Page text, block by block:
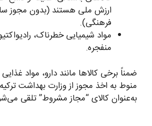
ارزش ملی هستند (بدون مجوز
فرهنگی).
مواد شیمیایی خطرناک،
منفجره.
ضمناً برخی کالاها مانند دارو، مواد
منوط به اخذ مجوز از وزارت بهداشت
به‌عنوان کالای “مجاز مشروط” تلقی